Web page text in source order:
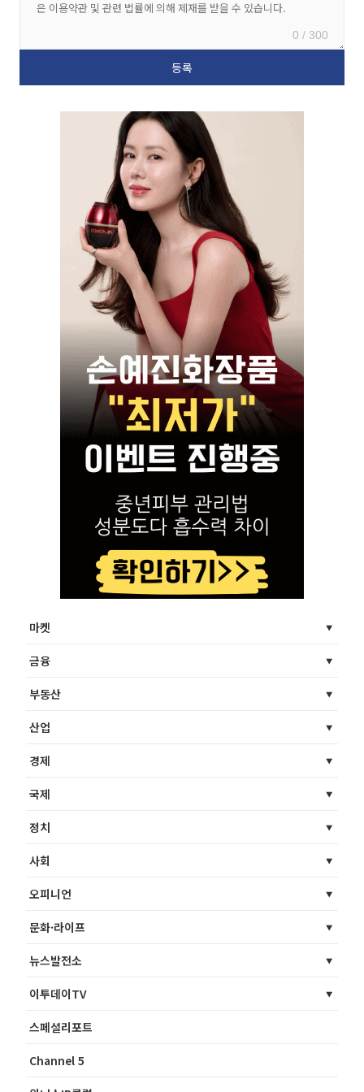
0 / 300
마켓
금융
부동산
산업
경제
국제
정치
사회
오피니언
문화·라이프
뉴스발전소
이투데이TV
스페셜리포트
Channel 5